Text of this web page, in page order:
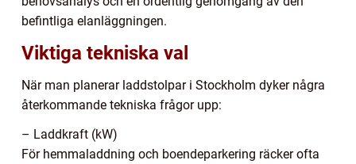
befintliga elanläggningen.
Viktiga tekniska val
När man planerar laddstolpar i Stockholm dyker några
återkommande tekniska frågor upp:
– Laddkraft (kW)
För hemmaladdning och boendeparkering räcker ofta